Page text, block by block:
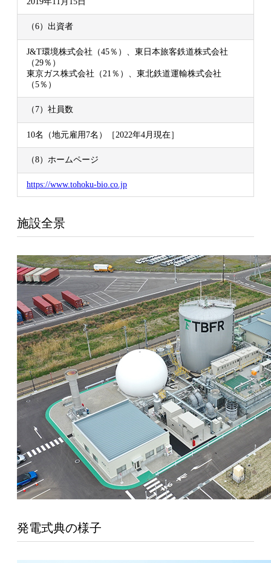
（6）出資者
J&T環境株式会社（45％）、東日本旅客鉄道株式会社
（29％）
東京ガス株式会社（21％）、東北鉄道運輸株式会社
（5％）
（7）社員数
10名（地元雇用7名）［2022年4月現在］
（8）ホームページ
https://www.tohoku-bio.co.jp
施設全景
発電式典の様子